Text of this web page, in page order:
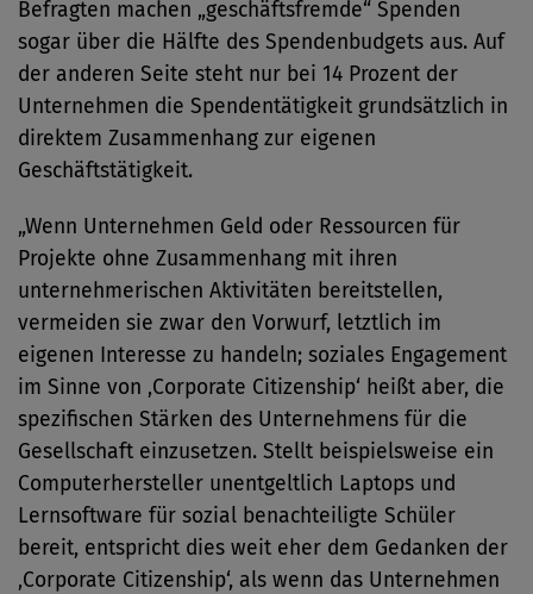
Befragten machen „geschäftsfremde“ Spenden
sogar über die Hälfte des Spendenbudgets aus. Auf
der anderen Seite steht nur bei 14 Prozent der
Unternehmen die Spendentätigkeit grundsätzlich in
direktem Zusammenhang zur eigenen
Geschäftstätigkeit.
„Wenn Unternehmen Geld oder Ressourcen für
Projekte ohne Zusammenhang mit ihren
unternehmerischen Aktivitäten bereitstellen,
vermeiden sie zwar den Vorwurf, letztlich im
eigenen Interesse zu handeln; soziales Engagement
im Sinne von ‚Corporate Citizenship‘ heißt aber, die
spezifischen Stärken des Unternehmens für die
Gesellschaft einzusetzen. Stellt beispielsweise ein
Computerhersteller unentgeltlich Laptops und
Lernsoftware für sozial benachteiligte Schüler
bereit, entspricht dies weit eher dem Gedanken der
‚Corporate Citizenship‘, als wenn das Unternehmen